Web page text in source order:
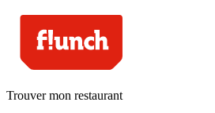
Trouver mon restaurant